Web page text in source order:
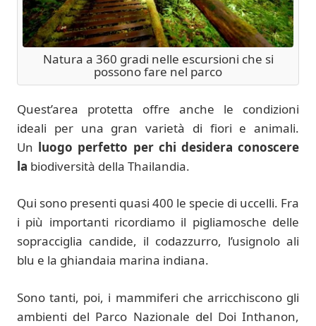
Natura a 360 gradi nelle escursioni che si
possono fare nel parco
Quest’area protetta offre anche le condizioni
ideali per una gran varietà di fiori e animali.
Un luogo perfetto per chi desidera conoscere
la biodiversità della Thailandia.
Qui sono presenti quasi 400 le specie di uccelli. Fra
i più importanti ricordiamo il pigliamosche delle
sopracciglia candide, il codazzurro, l’usignolo ali
blu e la ghiandaia marina indiana.
Sono tanti, poi, i mammiferi che arricchiscono gli
ambienti del Parco Nazionale del Doi Inthanon,